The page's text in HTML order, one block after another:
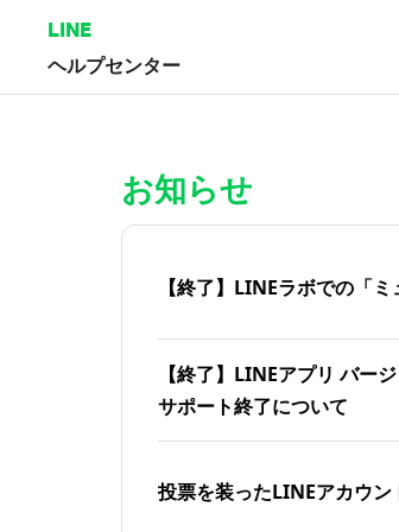
LINE
ヘルプセンター
お知らせ
【終了】LINEラボでの「
【終了】LINEアプリ バ
サポート終了について
投票を装ったLINEアカウ